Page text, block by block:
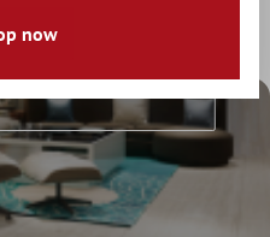
według pomieszczeń
now